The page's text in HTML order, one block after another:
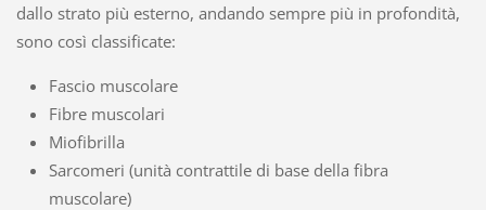
dallo strato più esterno, andando sempre più in profondità,
sono così classificate:
Fascio muscolare
Fibre muscolari
Miofibrilla
Sarcomeri (unità contrattile di base della fibra
muscolare)